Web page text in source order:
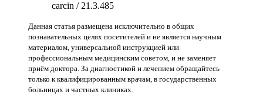
carcin / 21.3.485
Данная статья размещена исключительно в общих
познавательных целях посетителей и не является научным
материалом, универсальной инструкцией или
профессиональным медицинским советом, и не заменяет
приём доктора. За диагностикой и лечением обращайтесь
только к квалифицированным врачам, в государственных
больницах и частных клиниках.